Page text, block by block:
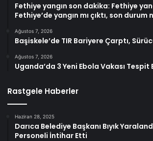
Fethiye yangın son dakika: Fethiye
Fethiye’de yangın mı çıktı, son durum
Ağustos 7, 2026
Başiskele’de TIR Bariyere Çarptı,
Ağustos 7, 2026
Uganda’da 3 Yeni Ebola Vakası Tespit
Rastgele Haberler
Haziran 28, 2025
Darıca Belediye Başkanı Bıyık
Personeli İntihar Etti